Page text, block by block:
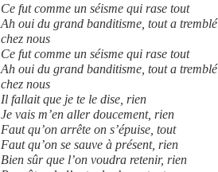
Ce fut comme un séisme qui rase tout
Ah oui du grand banditisme, tout a tremblé
chez nous
Ce fut comme un séisme qui rase tout
Ah oui du grand banditisme, tout a tremblé
chez nous
Il fallait que je te le dise, rien
Je vais m’en aller doucement, rien
Faut qu’on arrête on s’épuise, tout
Faut qu’on se sauve à présent, rien
Bien sûr que l’on voudra retenir, rien